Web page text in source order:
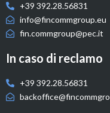
+39 392.28.56831
info@fincommgroup.eu
fin.commgroup@pec.it
In caso di reclamo
+39 392.28.56831